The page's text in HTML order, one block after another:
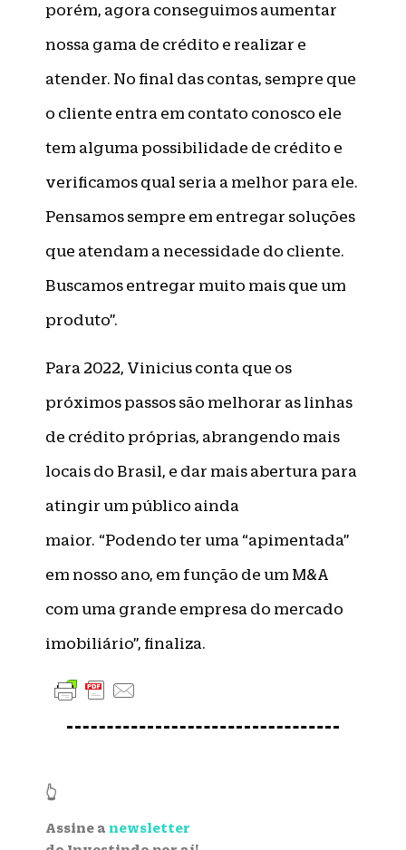
porém, agora conseguimos aumentar
nossa gama de crédito e realizar e
atender. No final das contas, sempre que
o cliente entra em contato conosco ele
tem alguma possibilidade de crédito e
verificamos qual seria a melhor para ele.
Pensamos sempre em entregar soluções
que atendam a necessidade do cliente.
Buscamos entregar muito mais que um
produto”.
Para 2022, Vinicius conta que os
próximos passos são melhorar as linhas
de crédito próprias, abrangendo mais
locais do Brasil, e dar mais abertura para
atingir um público ainda
maior. “Podendo ter uma “apimentada”
em nosso ano, em função de um M&A
com uma grande empresa do mercado
imobiliário”, finaliza.
👆
Assine a newsletter